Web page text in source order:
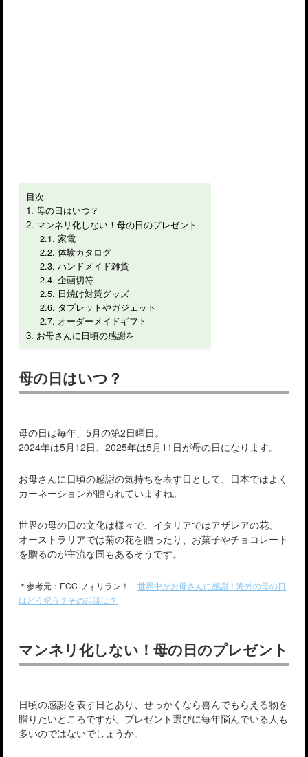
目次
母の日はいつ？
マンネリ化しない！母の日のプレゼント
家電
体験カタログ
ハンドメイド雑貨
企画切符
日焼け対策グッズ
タブレットやガジェット
オーダーメイドギフト
お母さんに日頃の感謝を
母の日はいつ？
母の日は毎年、5月の第2日曜日。
2024年は5月12日、2025年は5月11日が母の日になります。
お母さんに日頃の感謝の気持ちを表す日として、日本ではよく
カーネーションが贈られていますね。
世界の母の日の文化は様々で、イタリアではアザレアの花、
オーストラリアでは菊の花を贈ったり、お菓子やチョコレート
を贈るのが主流な国もあるそうです。
＊参考元：ECC フォリラン！世界中がお母さんに感謝！海外の母の日
はどう祝う？その起源は？
マンネリ化しない！母の日のプレゼント
日頃の感謝を表す日とあり、せっかくなら喜んでもらえる物を
贈りたいところですが、プレゼント選びに毎年悩んでいる人も
多いのではないでしょうか。